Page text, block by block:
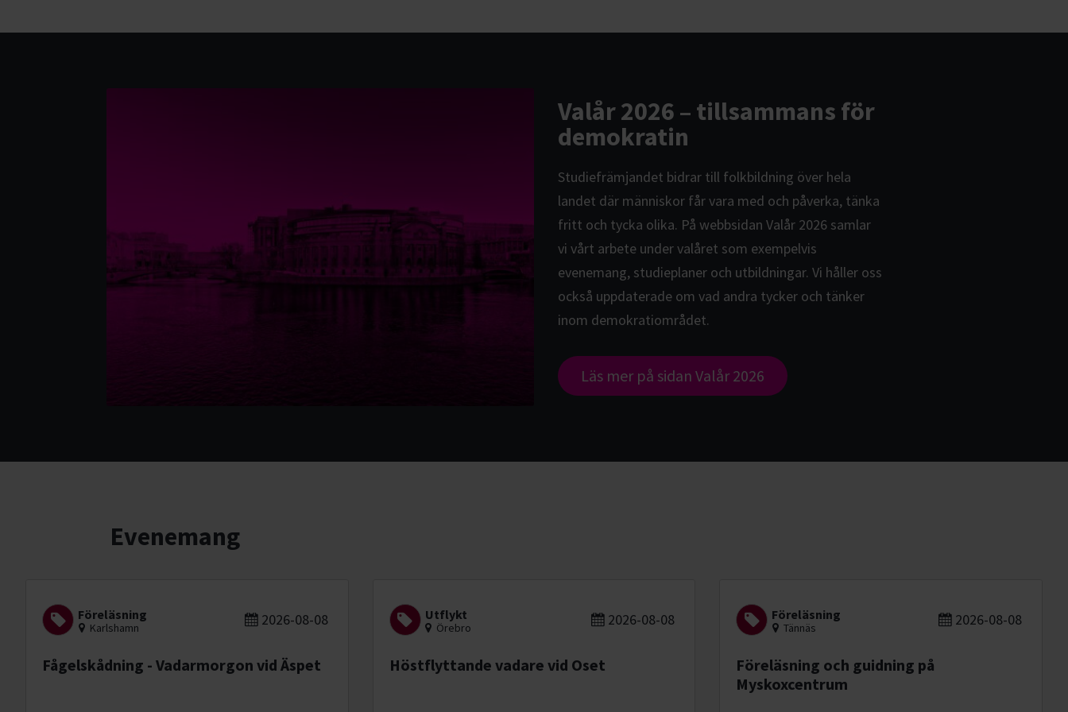
Valår 2026 – tillsammans för
demokratin
Studiefrämjandet bidrar till folkbildning över hela
landet där människor får vara med och påverka, tänka
fritt och tycka olika. På webbsidan Valår 2026 samlar
vi vårt arbete under valåret som exempelvis
evenemang, studieplaner och utbildningar. Vi håller oss
också uppdaterade om vad andra tycker och tänker
inom demokratiområdet.
Läs mer på sidan Valår 2026
Evenemang
Föreläsning
Karlshamn 2026-08-08
Fågelskådning - Vadarmorgon vid Äspet
Utflykt
Örebro 2026-08-08
Höstflyttande vadare vid Oset
Föreläsning
Tännäs 2026-08-08
Föreläsning och guidning på
Myskoxcentrum